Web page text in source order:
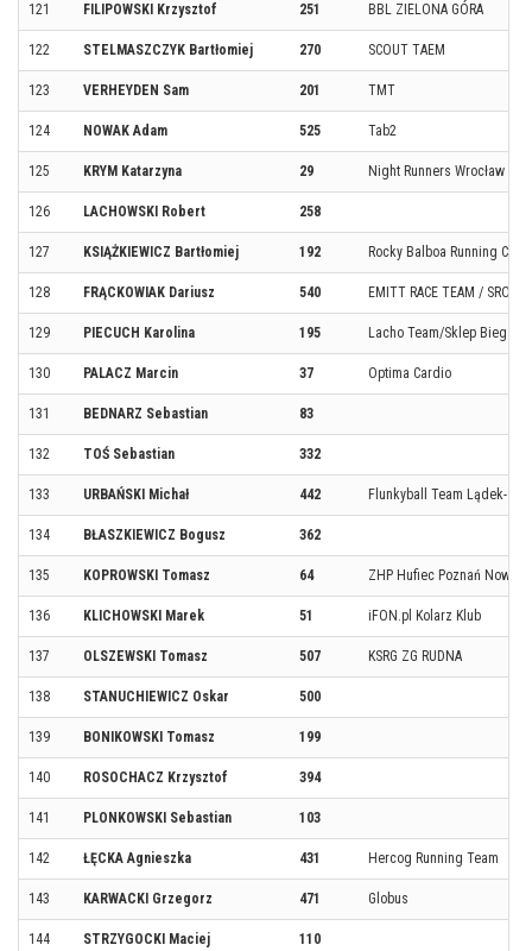
121 FILIPOWSKI Krzysztof 251 BBL ZIELONA GÓRA
122 STELMASZCZYK Bartłomiej 270 SCOUT TAEM
123 VERHEYDEN Sam 201 TMT
124 NOWAK Adam 525 Tab2
125 KRYM Katarzyna 29 Night Runners Wrocław
126 LACHOWSKI Robert 258
127 KSIĄŻKIEWICZ Bartłomiej 192 Rocky Balboa Running Club
128 FRĄCKOWIAK Dariusz 540 EMITT RACE TEAM /
129 PIECUCH Karolina 195 Lacho Team/Sklep
130 PALACZ Marcin 37 Optima Cardio
131 BEDNARZ Sebastian 83
132 TOŚ Sebastian 332
133 URBAŃSKI Michał 442 Flunkyball Team Lądek-
134 BŁASZKIEWICZ Bogusz 362
135 KOPROWSKI Tomasz 64 ZHP Hufiec Poznań Nowe
136 KLICHOWSKI Marek 51 iFON.pl Kolarz Klub
137 OLSZEWSKI Tomasz 507 KSRG ZG RUDNA
138 STANUCHIEWICZ Oskar 500
139 BONIKOWSKI Tomasz 199
140 ROSOCHACZ Krzysztof 394
141 PLONKOWSKI Sebastian 103
142 ŁĘCKA Agnieszka 431 Hercog Running Team
143 KARWACKI Grzegorz 471 Globus
144 STRZYGOCKI Maciej 110